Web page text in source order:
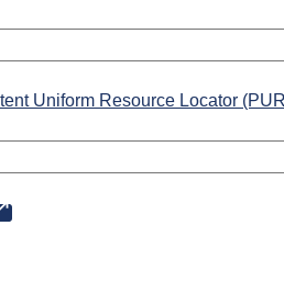
Uniform Resource Locator